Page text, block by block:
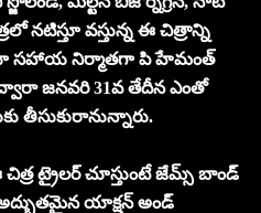
నటిస్తూ వస్తున్న ఈ చిత్రాన్ని
సహాయ నిర్మాతగా పి హేమంత్
జనవరి 31వ తేదీన ఎంతో
తీసుకురానున్నారు.
ట్రైలర్ చూస్తుంటే జేమ్స్ బాండ్
యాక్షన్ అండ్